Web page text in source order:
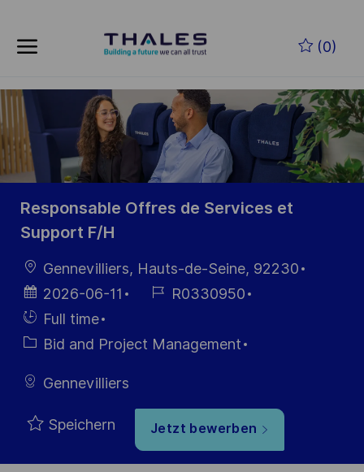
(0)
-
Responsable Offres de Services et
Support F/H
Ort
Gennevilliers, Hauts-de-Seine, 92230
Datum der
Veröffentlichung
2026-06-11
Job- R0330950
Einstellunngstyp
Full time
Kategorie
Bid and Project Management
Gennevilliers
Speichern Jetzt bewerben